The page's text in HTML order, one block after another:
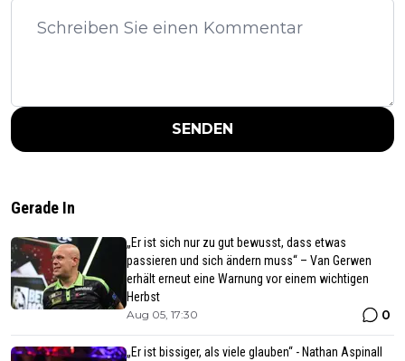
SENDEN
Gerade In
„Er ist sich nur zu gut bewusst, dass etwas
passieren und sich ändern muss“ – Van Gerwen
erhält erneut eine Warnung vor einem wichtigen
Herbst
Aug 05, 17:30 0
„Er ist bissiger, als viele glauben“ - Nathan Aspinall